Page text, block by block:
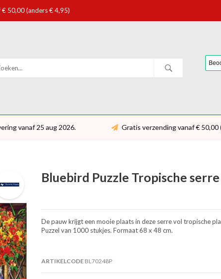
50,00 (anders € 4,95)
vanaf 25 aug 2026. Gratis verzending vanaf € 50,00
Bluebird Puzzle Tropische
De pauw krijgt een mooie plaats in deze serre vol tropische
Puzzel van 1000 stukjes. Formaat 68 x 48 cm.
ARTIKELCODEBL70248P